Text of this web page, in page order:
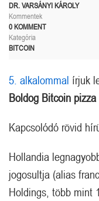
DR. VARSÁNYI KÁROLY
Kommentek
0 KOMMENT
Kategória
BITCOIN
5. alkalommal írjuk
Boldog Bitcoin pizza
Kapcsolódó rövid
Hollandia
jogosultja (alias
Holdings, több mint